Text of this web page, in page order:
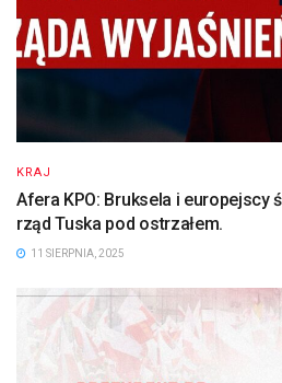
KRAJ
Afera KPO: Bruksela i europejscy
rząd Tuska pod ostrzałem.
11 SIERPNIA, 2025